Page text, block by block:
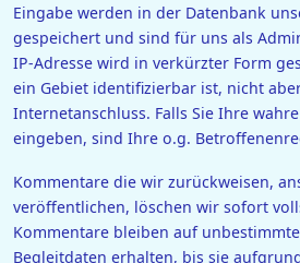
Eingabe werden in der Datenbank
gespeichert und sind für uns als
IP-Adresse wird in verkürzter Form
ein Gebiet identifizierbar ist, nicht
Internetanschluss. Falls Sie Ihre
eingeben, sind Ihre o.g.
Kommentare die wir zurückweisen,
veröffentlichen, löschen wir sofort
Kommentare bleiben auf
Begleitdaten erhalten, bis sie